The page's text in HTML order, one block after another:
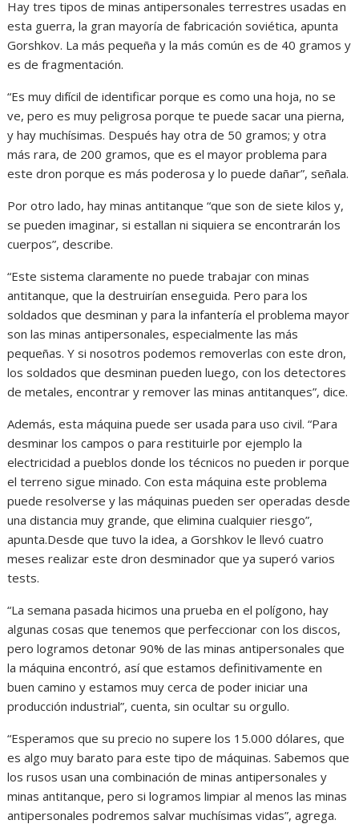
Hay tres tipos de minas antipersonales terrestres usadas en
esta guerra, la gran mayoría de fabricación soviética, apunta
Gorshkov. La más pequeña y la más común es de 40 gramos y
es de fragmentación.
“Es muy difícil de identificar porque es como una hoja, no se
ve, pero es muy peligrosa porque te puede sacar una pierna,
y hay muchísimas. Después hay otra de 50 gramos; y otra
más rara, de 200 gramos, que es el mayor problema para
este dron porque es más poderosa y lo puede dañar”, señala.
Por otro lado, hay minas antitanque “que son de siete kilos y,
se pueden imaginar, si estallan ni siquiera se encontrarán los
cuerpos”, describe.
“Este sistema claramente no puede trabajar con minas
antitanque, que la destruirían enseguida. Pero para los
soldados que desminan y para la infantería el problema mayor
son las minas antipersonales, especialmente las más
pequeñas. Y si nosotros podemos removerlas con este dron,
los soldados que desminan pueden luego, con los detectores
de metales, encontrar y remover las minas antitanques”, dice.
Además, esta máquina puede ser usada para uso civil. “Para
desminar los campos o para restituirle por ejemplo la
electricidad a pueblos donde los técnicos no pueden ir porque
el terreno sigue minado. Con esta máquina este problema
puede resolverse y las máquinas pueden ser operadas desde
una distancia muy grande, que elimina cualquier riesgo”,
apunta.Desde que tuvo la idea, a Gorshkov le llevó cuatro
meses realizar este dron desminador que ya superó varios
tests.
“La semana pasada hicimos una prueba en el polígono, hay
algunas cosas que tenemos que perfeccionar con los discos,
pero logramos detonar 90% de las minas antipersonales que
la máquina encontró, así que estamos definitivamente en
buen camino y estamos muy cerca de poder iniciar una
producción industrial”, cuenta, sin ocultar su orgullo.
“Esperamos que su precio no supere los 15.000 dólares, que
es algo muy barato para este tipo de máquinas. Sabemos que
los rusos usan una combinación de minas antipersonales y
minas antitanque, pero si logramos limpiar al menos las minas
antipersonales podremos salvar muchísimas vidas”, agrega.